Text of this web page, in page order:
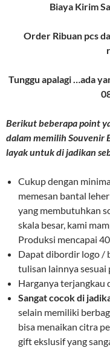
Biaya Kirim
Order Ribuan pcs
Tunggu apalagi …ada
Berikut beberapa point
dalam memilih Souvenir
layak untuk di jadikan
Cukup dengan
memesan bantal
yang membutuhkan
skala besar, kami
Produksi mencapai
Dapat dibordir logo /
tulisan lainnya sesuai
Harganya terjangkau
Sangat cocok di
selain memiliki
bisa menaikan citra
gift ekslusif yang